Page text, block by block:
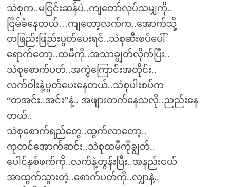
သဲစုက..မငြင်းဆန်ပဲ..ကျတော်လုပ်သမျှကို..
ငြိမ်ခံနေတယ်…ကျတော့လက်က..အောက်သို့
တဖြည်းဖြည်းပွတ်ပေးရင်..သဲစုဆီးစပ်ပေါ်
ရောက်တော့..ထမီကို..အသာချွတ်လိုက်ပြီး..
သဲစုစောက်ပတ်..အကွဲကြောင်းအတိုင်း..
လက်ဝါးနဲ့ပွတ်ပေးနေတယ်..သဲစုပါးစပ်က
“တအင်း..အင်း”နဲ့.. အဖျားတက်နေသလို..ညည်းနေ
တယ်..
သဲစုစောက်ရည်တွေ..ထွက်လာတော့..
ကုတင်အောက်ဆင်း..သဲစုထမီကိုချွတ်..
ပေါင်နှစ်ဖက်ကို..လက်နဲ့တွန်းပြီး..အနည်းငယ်
အာထွက်သွားတဲ့..စောက်ပတ်ကို..လျှာနဲ့..